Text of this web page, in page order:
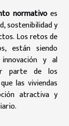
normativoes
sostenibilidad y
Los retos de
están siendo
y al
parte de los
las viviendas
atractiva y